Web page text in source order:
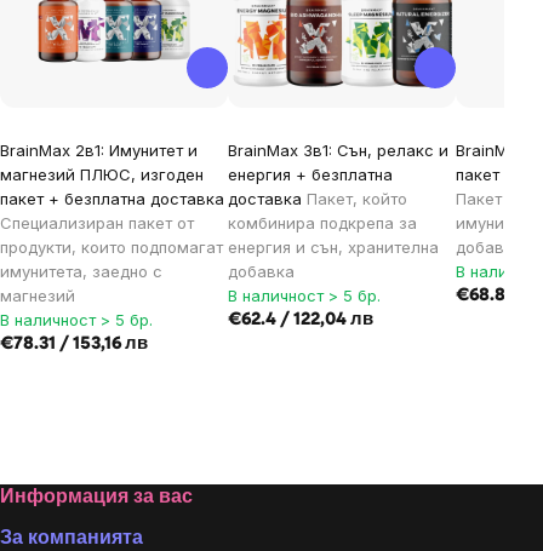
BrainMax 2в1: Имунитет и
магнезий ПЛЮС, изгоден
пакет + безплатна доставка
Специализиран пакет от
продукти, които подпомагат
имунитета, заедно с
магнезий
В наличност > 5 бр.
€78.31 / 153,16 лв
BrainMax 3в1: Сън, релакс и
енергия + безплатна
доставка Пакет, който
комбинира подкрепа за
енергия и сън, хранителна
добавка
В наличност > 5 бр.
€62.4 / 122,04 лв
BrainMax
пакет +
Пакет
добавка
В
€68.84 /
Footer
Информация за вас
За компанията